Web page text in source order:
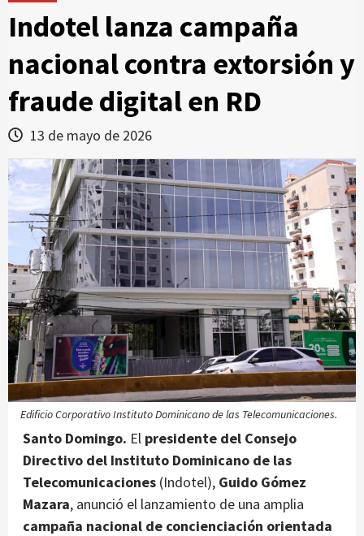
Indotel lanza campaña
nacional contra extorsión y
fraude digital en RD
13 de mayo de 2026
Edificio Corporativo Instituto Dominicano de las Telecomunicaciones.
Santo Domingo. El presidente del Consejo
Directivo del Instituto Dominicano de las
Telecomunicaciones (Indotel), Guido Gómez
Mazara, anunció el lanzamiento de una amplia
campaña nacional de concienciación orientada